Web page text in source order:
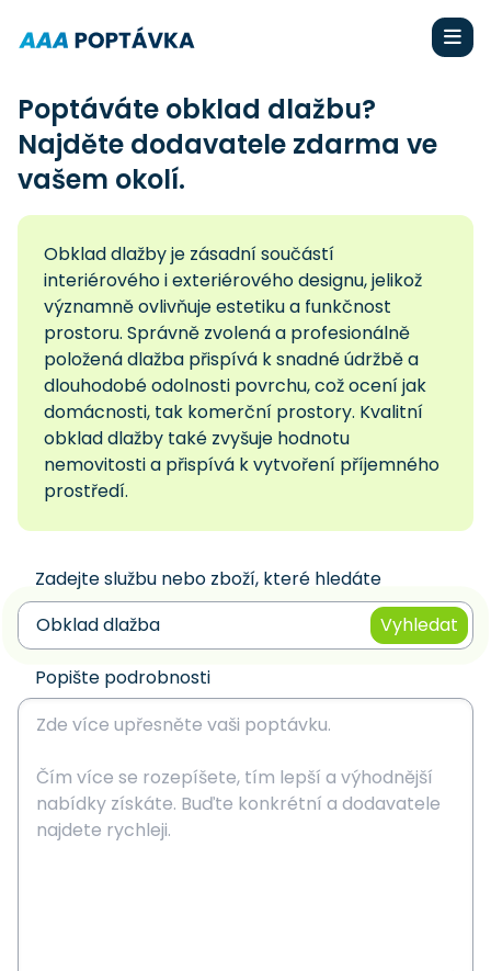
Poptáváte obklad dlažbu?
Najděte dodavatele zdarma ve
vašem okolí.
Obklad dlažby je zásadní součástí
interiérového i exteriérového designu, jelikož
významně ovlivňuje estetiku a funkčnost
prostoru. Správně zvolená a profesionálně
položená dlažba přispívá k snadné údržbě a
dlouhodobé odolnosti povrchu, což ocení jak
domácnosti, tak komerční prostory. Kvalitní
obklad dlažby také zvyšuje hodnotu
nemovitosti a přispívá k vytvoření příjemného
prostředí.
Zadejte službu nebo zboží, které hledáte
Vyhledat
Popište podrobnosti